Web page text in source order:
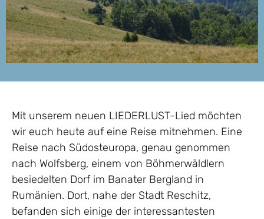
Mit unserem neuen LIEDERLUST-Lied möchten
wir euch heute auf eine Reise mitnehmen. Eine
Reise nach Südosteuropa, genau genommen
nach Wolfsberg, einem von Böhmerwäldlern
besiedelten Dorf im Banater Bergland in
Rumänien. Dort, nahe der Stadt Reschitz,
befanden sich einige der interessantesten